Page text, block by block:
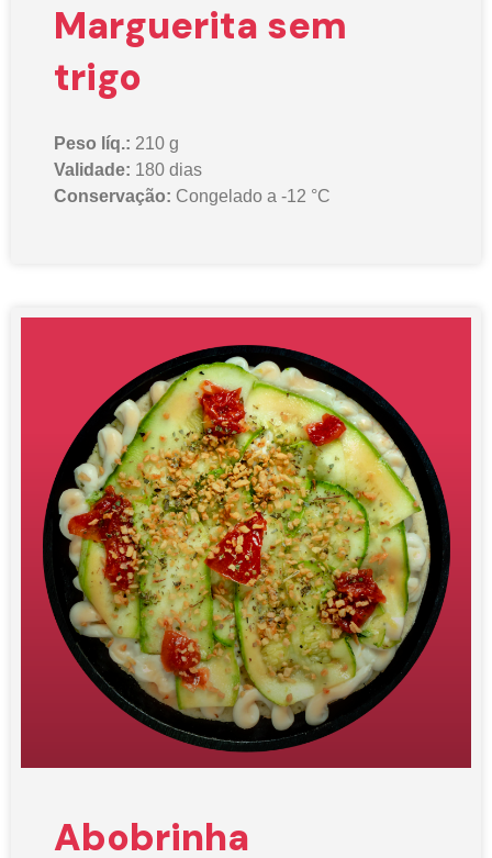
Marguerita sem
trigo
Peso líq.: 210 g
Validade: 180 dias
Conservação: Congelado a -12 °C
Abobrinha